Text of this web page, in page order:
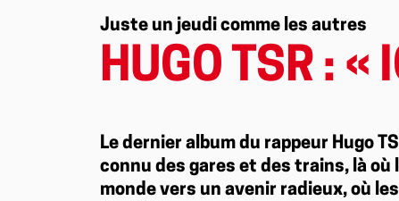
Juste un jeudi comme les autres
HUGO TSR : «
Le dernier album du rappeur Hugo
connu des gares et des trains, là
monde vers un avenir radieux, où